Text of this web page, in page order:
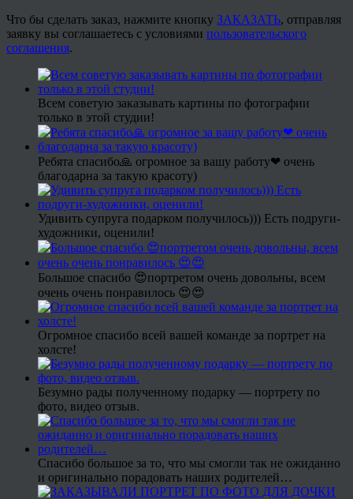
Что бы сделать заказ, нажмите кнопку ЗАКАЗАТЬ, отправляя
заявку вы соглашаетесь с условиями пользовательского
соглашения.
Всем советую заказывать картины по фотографии
только в этой студии!
Ребята спасибо🙏 огромное за вашу работу❤ очень
благодарна за такую красоту)
Удивить супруга подарком получилось))) Есть подруги-
художники, оценили!
Большое спасибо 😍портретом очень довольны, всем
очень очень понравилось 😍😍
Огромное спасибо всей вашей команде за портрет на
холсте!
Безумно рады полученному подарку — портрету по
фото, видео отзыв.
Спасибо большое за то, что мы смогли так не ожиданно
и оригинально порадовать наших родителей…